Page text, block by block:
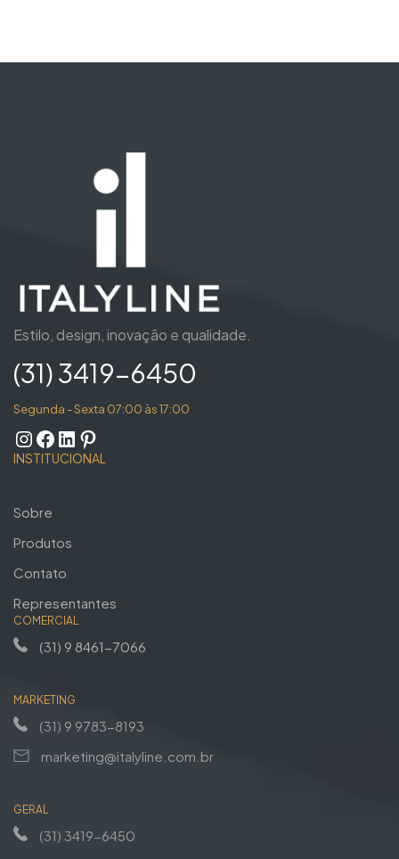
Estilo, design, inovação e qualidade.
(31) 3419-6450
Segunda - Sexta 07:00 às 17:00
INSTITUCIONAL
Sobre
Produtos
Contato
Representantes
COMERCIAL
(31) 9 8461-7066
MARKETING
(31) 9 9783-8193
marketing@italyline.com.br
GERAL
(31) 3419-6450